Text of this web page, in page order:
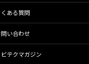
くある質問
問い合わせ
ビテクマガジン